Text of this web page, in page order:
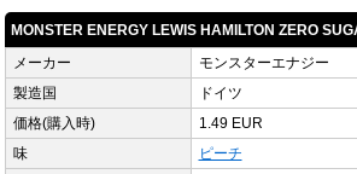
MONSTER ENERGY LEWIS HAMILTON ZERO
メーカー
モンスターエナジー
製造国
ドイツ
価格(購入時)
1.49 EUR
味
ピーチ